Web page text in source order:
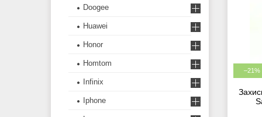
–21%
Doogee
Huawei
Honor
Homtom
Infinix
Iphone